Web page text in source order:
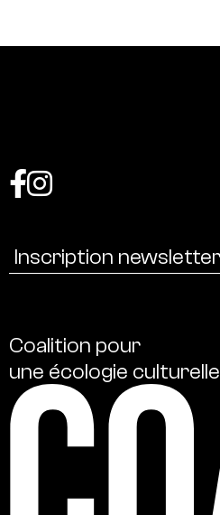
Coalition pour
une écologie culturelle